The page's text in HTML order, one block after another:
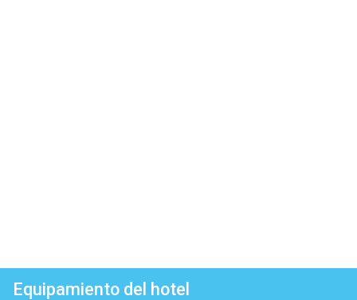
Equipamiento del hotel